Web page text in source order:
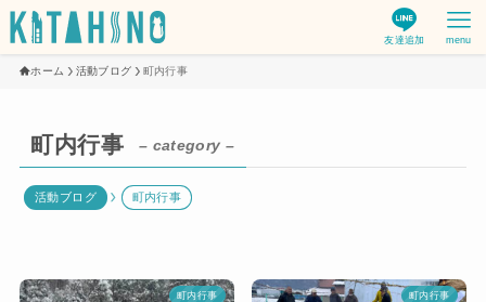
友達追加 menu
ホーム 活動ブログ 町内行事
町内行事 – category –
活動ブログ 町内行事
町内行事 町内行事